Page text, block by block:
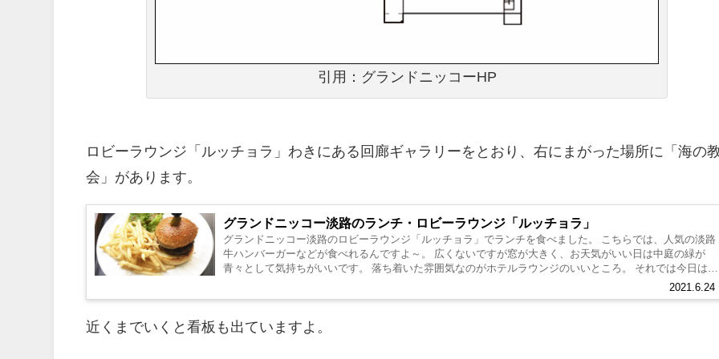
引用：グランドニッコーHP
ロビーラウンジ「ルッチョラ」わきにある回廊ギャラリーをとおり、右にまがった場所に「海の
会」があります。
グランドニッコー淡路のランチ・ロビーラウンジ「ルッチョラ」
2021.6.24
グランドニッコー淡路のロビーラウンジ「ルッチョラ」でランチを食べました。 こちらでは、人気の淡路
牛ハンバーガーなどが食べれるんですよ～。 広くないですが窓が大きく、お天気がいい日は中庭の緑が
青々として気持ちがいいです。 落ち着いた雰囲気なのがホテルラウンジのいいところ。 それでは今日は、
近くまでいくと看板も出ていますよ。